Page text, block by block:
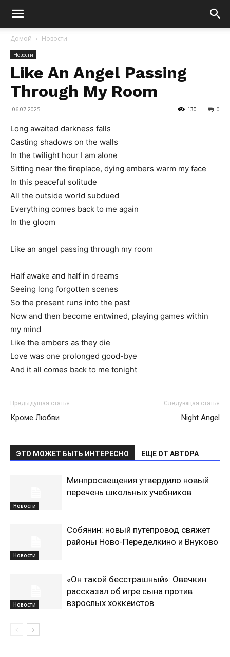
Домой Новости
Новости
Like An Angel Passing
Through My Room
06.07.2025 0
130
Long awaited darkness falls
Casting shadows on the walls
In the twilight hour I am alone
Sitting near the fireplace, dying embers warm my face
In this peaceful solitude
All the outside world subdued
Everything comes back to me again
In the gloom
Like an angel passing through my room
Half awake and half in dreams
Seeing long forgotten scenes
So the present runs into the past
Now and then become entwined, playing games within
my mind
Like the embers as they die
Love was one prolonged good-bye
And it all comes back to me tonight
Предыдущая статья
Кроме Любви
Следующая статья
Night Angel
ЭТО МОЖЕТ БЫТЬ ИНТЕРЕСНО ЕЩЕ ОТ АВТОРА
Новости
Минпросвещения утвердило новый
перечень школьных учебников
Новости
Собянин: новый путепровод свяжет
районы Ново-Переделкино и Внуково
Новости
«Он такой бесстрашный»: Овечкин
рассказал об игре сына против
взрослых хоккеистов